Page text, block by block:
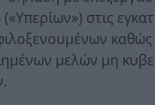
στις
καθώς
μελών μη